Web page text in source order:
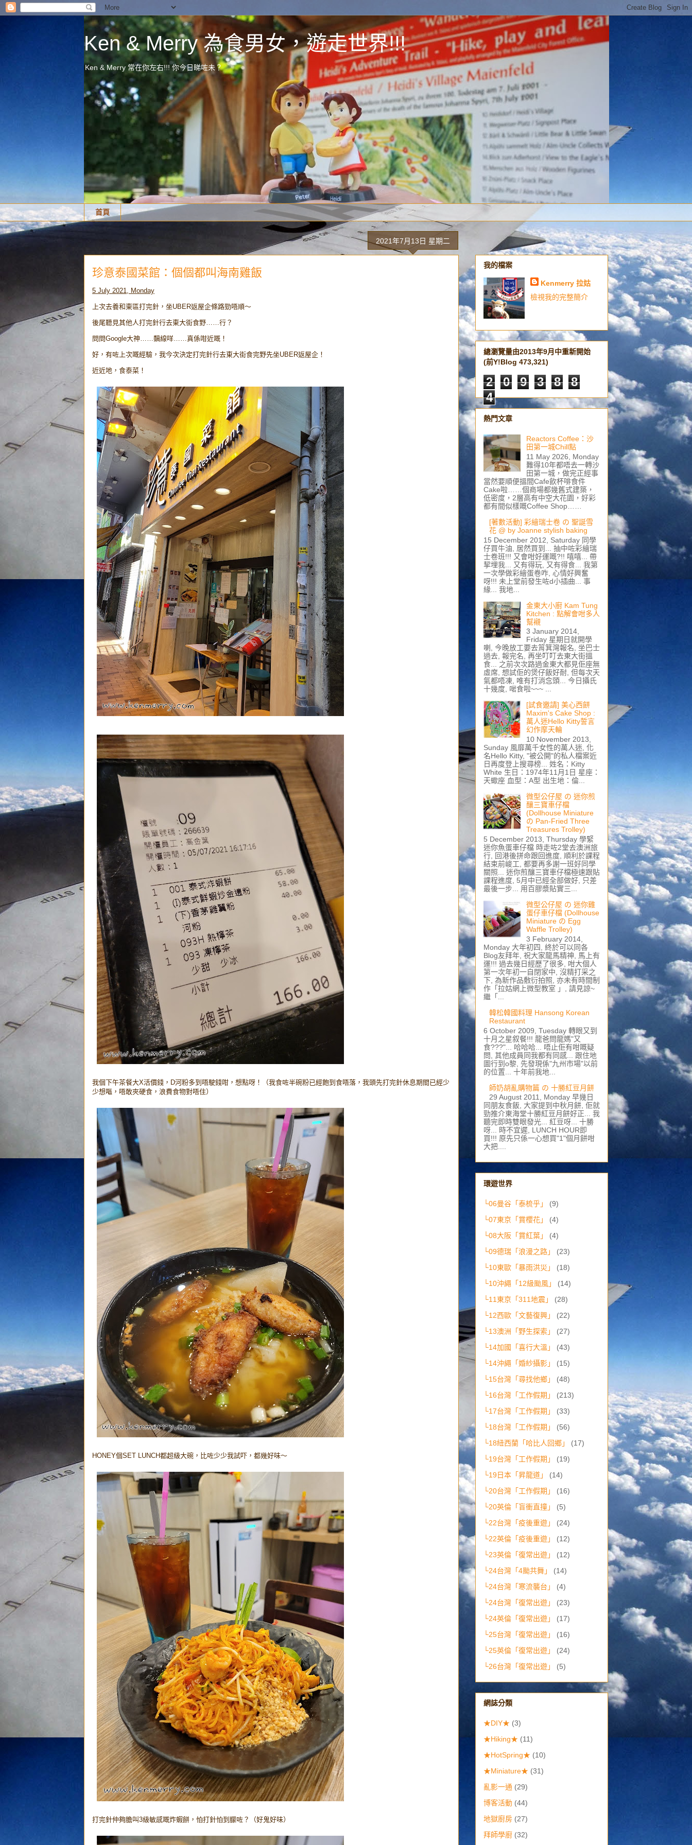
Ken & Merry 為食男女，遊走世界!!!
Ken & Merry 常在你左右!!! 你今日睇咗未？
首頁
2021年7月13日 星期二
珍意泰國菜館：個個都叫海南雞飯
5 July 2021, Monday
上次去養和東區打完針，坐UBER返屋企條路勁唔順～
後尾聽見其他人打完針行去東大街食野……行？
問問Google大神……黐線咩……真係咁近嘅！
好，有咗上次嘅經驗，我今次決定打完針行去東大街食完野先坐UBER返屋企！
近近地，食泰菜！
我個下午茶餐大X活價錢，D河粉多到唔駛錢咁，想點呀！（我食咗半碗粉已經飽到食唔落，我頭先打完針休息期間已經少
少想嘔，唔敢夾硬食，浪費食物對唔住）
HONEY個SET LUNCH都超級大碗，比咗少少我試吓，都幾好味～
打完針仲夠膽叫3級敏感嘅炸蝦餅，怕打針怕到朦咗？（好鬼好味）
我的檔案
Kenmerry 拉姑
檢視我的完整簡介
總瀏覽量由2013年9月中重新開始
(前Y!Blog 473,321)
2 0 9 3 8
8
4
熱門文章
Reactors Coffee：沙
田第一城Chill點
11 May 2026, Monday
難得10年都唔去一轉沙
田第一城，做完正經事
當然要順便搵間Cafe飲杯啡食件
Cake啦……個商場都幾舊式建築，
低密度，2層高有中空大花園，好彩
都有間似樣嘅Coffee Shop……
[著數活動] 彩繪瑞士卷 の 聖誕雪
花 @ by Joanne stylish baking
15 December 2012, Saturday 同學
仔買牛油, 居然買到... 抽中咗彩繪瑞
士卷班!!! 又會咁好運嘅?!! 嘻嘻... 帶
挈埋我... 又有得玩, 又有得食... 我第
一次學做彩繪蛋卷咋, 心情好興奮
呀!!! 未上堂前發生咗d小插曲... 事
緣... 我地...
金東大小廚 Kam Tung
Kitchen : 點解會咁多人
幫襯
3 January 2014,
Friday 星期日就開學
喇, 今晚放工要去筲箕灣報名, 坐巴士
過去, 報完名, 再坐叮叮去東大街搵
食... 之前次次路過金東大都見佢座無
虛席, 想試佢的煲仔飯好耐, 但每次天
氣都唔凍, 唯有打消念頭... 今日攝氏
十幾度, 啱食啦~~~ ...
[試食邀請] 美心西餅
Maxim's Cake Shop :
萬人迷Hello Kitty誓言
幻作摩天輪
10 November 2013,
Sunday 風靡萬千女性的萬人迷, 化
名Hello Kitty, "被公開"的私人檔案近
日再度登上搜尋榜... 姓名：Kitty
White 生日：1974年11月1日 星座：
天蠍座 血型：A型 出生地：倫...
微型公仔屋 の 迷你煎
釀三寶車仔檔
(Dollhouse Miniature
の Pan-Fried Three
Treasures Trolley)
5 December 2013, Thursday 學緊
迷你魚蛋車仔檔 時走咗2堂去澳洲旅
行, 回港後拼命跟回進度, 順利於課程
結束前峻工, 都要再多謝一班好同學
關照... 迷你煎釀三寶車仔檔極速跟貼
課程進度, 5月中已經全部做好, 只差
最後一步... 用百膠漿貼實三...
微型公仔屋 の 迷你雞
蛋仔車仔檔 (Dollhouse
Miniature の Egg
Waffle Trolley)
3 February 2014,
Monday 大年初四, 終於可以同各
Blog友拜年, 祝大家龍馬精神, 馬上有
運!!! 過去幾日經歷了很多, 咁大個人
第一次年初一自閉家中, 沒精打采之
下, 為新作品敷衍拍照, 亦未有時間制
作「拉姑網上微型教室 」, 請見諒~
繼「...
韓松韓國料理 Hansong Korean
Restaurant
6 October 2009, Tuesday 轉眼又到
十月之星叙餐!!! 龍爸問龍媽"又
食???"... 哈哈哈... 唔止佢有咁嘅疑
問, 其他成員同我都有同感... 跟住地
圖行到o黎, 先發現係"九州市場"以前
的位置... 十年前我地...
師奶胡亂購物篇 の 十勝紅豆月餅
29 August 2011, Monday 早幾日
同朋友食飯, 大家提到中秋月餅, 佢就
勁推介東海堂十勝紅豆月餅好正... 我
聽完即時雙眼發光... 紅豆呀... 十勝
呀... 時不宜遲, LUNCH HOUR即
買!!! 原先只係一心想買"1"個月餅咁
大把....
環遊世界
└06曼谷「泰梳乎」
(9)
└07東京「賞櫻花」
(4)
└08大阪「賞紅葉」
(4)
└09德瑞「浪漫之路」
(23)
└10東歐「暴雨洪災」
(18)
└10沖繩「12級颱風」
(14)
└11東京「311地震」
(28)
└12西歐「文藝復興」
(22)
└13澳洲「野生探索」
(27)
└14加國「喜行大溫」
(43)
└14沖繩「婚紗攝影」
(15)
└15台灣「尋找他鄉」
(48)
└16台灣「工作假期」
(213)
└17台灣「工作假期」
(33)
└18台灣「工作假期」
(56)
└18紐西蘭「哈比人回鄉」
(17)
└19台灣「工作假期」
(19)
└19日本「昇龍道」
(14)
└20台灣「工作假期」
(16)
└20英倫「盲衝直撞」
(5)
└22台灣「疫後重遊」
(24)
└22英倫「疫後重遊」
(12)
└23英倫「復常出遊」
(12)
└24台灣「4颱共舞」
(14)
└24台灣「寒流襲台」
(4)
└24台灣「復常出遊」
(23)
└24英倫「復常出遊」
(17)
└25台灣「復常出遊」
(16)
└25英倫「復常出遊」
(24)
└26台灣「復常出遊」
(5)
網誌分類
★DIY★ (3)
★Hiking★ (11)
★HotSpring★ (10)
★Miniature★ (31)
亂影一通 (29)
博客活動 (44)
地獄廚房 (27)
拜師學廚 (32)